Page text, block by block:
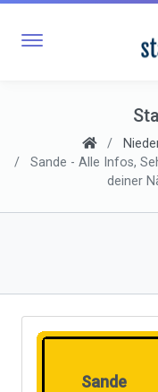
Sande - Alle Infos,
deiner
Sande